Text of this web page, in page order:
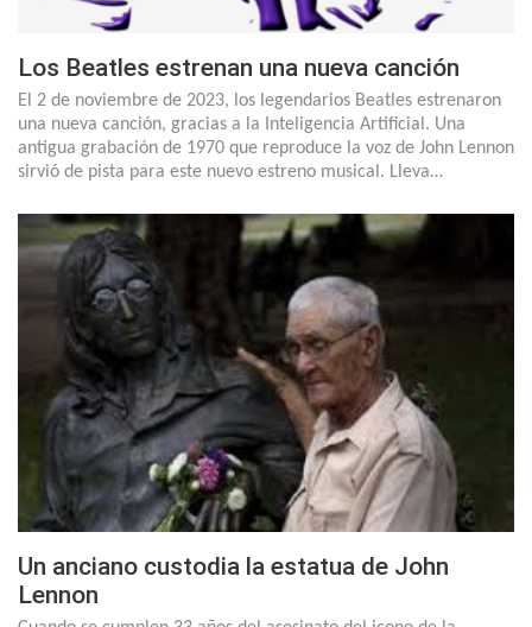
Los Beatles estrenan una nueva canción
El 2 de noviembre de 2023, los legendarios Beatles estrenaron
una nueva canción, gracias a la Inteligencia Artificial. Una
antigua grabación de 1970 que reproduce la voz de John Lennon
sirvió de pista para este nuevo estreno musical. Lleva…
Un anciano custodia la estatua de John
Lennon